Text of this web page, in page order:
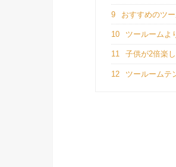
9 おすすめのツ
10 ツールームよ
11 子供が2倍楽
12 ツールームテ